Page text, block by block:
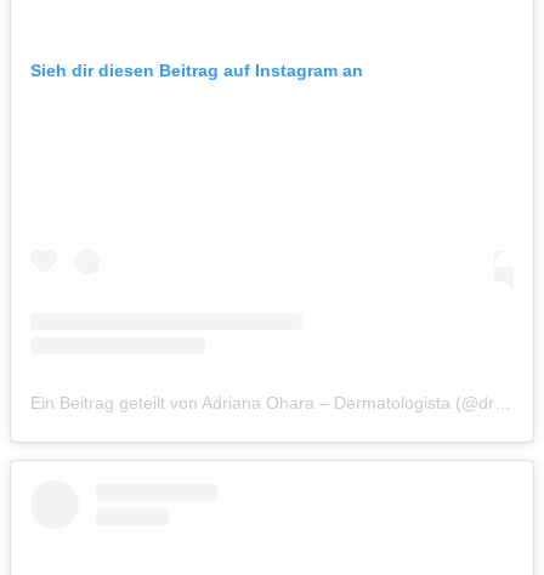
Sieh dir diesen Beitrag auf Instagram an
Ein Beitrag geteilt von Adriana Ohara – Dermatologista (@draadrianaohara)